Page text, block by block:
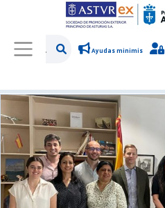
Ayudas minimis